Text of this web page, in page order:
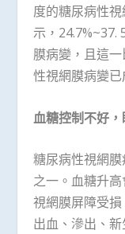
度的糖尿病性
示，24.7%~37.
膜病變，且這
性視網膜病變
血糖控制不好
糖尿病性視網
之一。血糖升
視網膜屏障受
出血、滲出、